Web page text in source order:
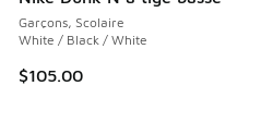
Garçons, Scolaire
White / Black / White
$105.00